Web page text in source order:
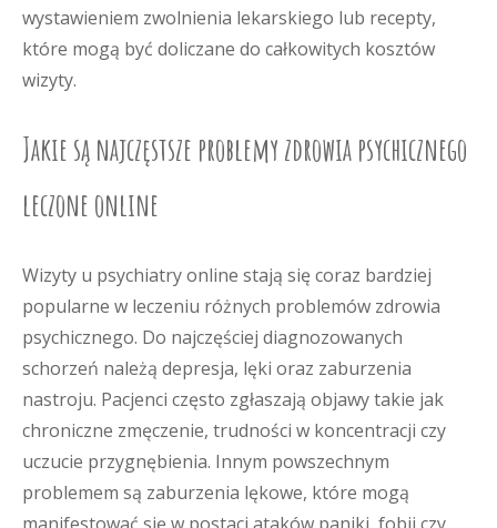
wystawieniem zwolnienia lekarskiego lub recepty,
które mogą być doliczane do całkowitych kosztów
wizyty.
Jakie są najczęstsze problemy zdrowia psychicznego
leczone online
Wizyty u psychiatry online stają się coraz bardziej
popularne w leczeniu różnych problemów zdrowia
psychicznego. Do najczęściej diagnozowanych
schorzeń należą depresja, lęki oraz zaburzenia
nastroju. Pacjenci często zgłaszają objawy takie jak
chroniczne zmęczenie, trudności w koncentracji czy
uczucie przygnębienia. Innym powszechnym
problemem są zaburzenia lękowe, które mogą